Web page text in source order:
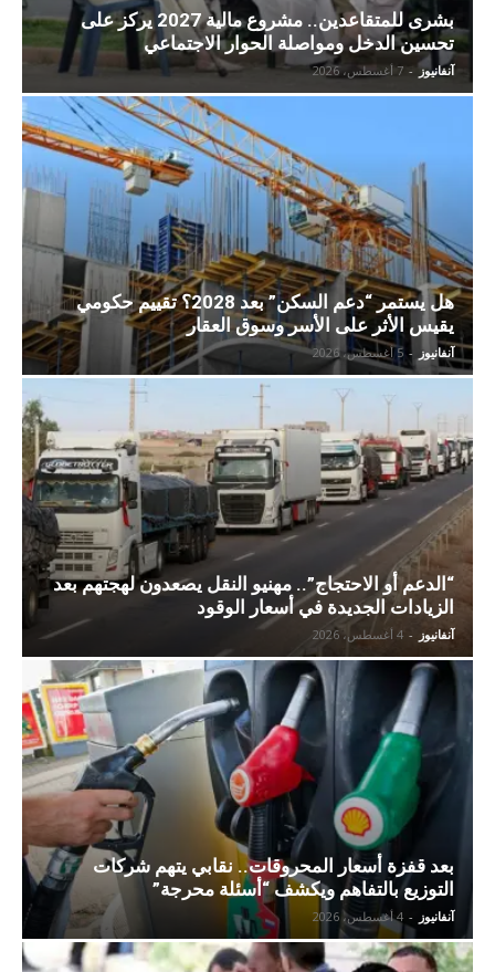
بشرى للمتقاعدين.. مشروع مالية 2027 يركز على
تحسين الدخل ومواصلة الحوار الاجتماعي
آنفانيوز - 7 أغسطس، 2026
هل يستمر “دعم السكن” بعد 2028؟ تقييم حكومي
يقيس الأثر على الأسر وسوق العقار
آنفانيوز - 5 أغسطس، 2026
“الدعم أو الاحتجاج”.. مهنيو النقل يصعدون لهجتهم بعد
الزيادات الجديدة في أسعار الوقود
آنفانيوز - 4 أغسطس، 2026
بعد قفزة أسعار المحروقات.. نقابي يتهم شركات
التوزيع بالتفاهم ويكشف “أسئلة محرجة”
آنفانيوز - 4 أغسطس، 2026